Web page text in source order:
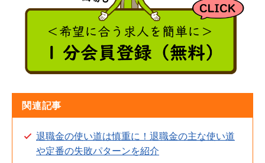
関連記事
退職金の使い道は慎重に！退職金の主な使い道
や定番の失敗パターンを紹介